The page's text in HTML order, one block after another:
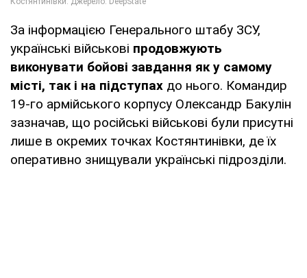
За інформацією Генерального штабу ЗСУ,
українські військові продовжують
виконувати бойові завдання як у самому
місті, так і на підступах до нього. Командир
19-го армійського корпусу Олександр Бакулін
зазначав, що російські військові були присутні
лише в окремих точках Костянтинівки, де їх
оперативно знищували українські підрозділи.